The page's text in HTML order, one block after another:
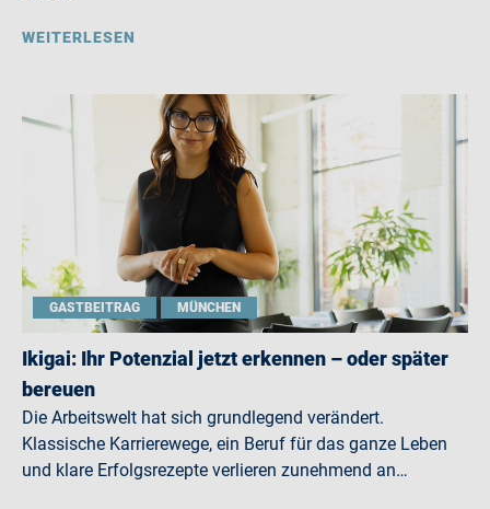
WEITERLESEN
GASTBEITRAG MÜNCHEN
Ikigai: Ihr Potenzial jetzt erkennen – oder später
bereuen
Die Arbeitswelt hat sich grundlegend verändert.
Klassische Karrierewege, ein Beruf für das ganze Leben
und klare Erfolgsrezepte verlieren zunehmend an…